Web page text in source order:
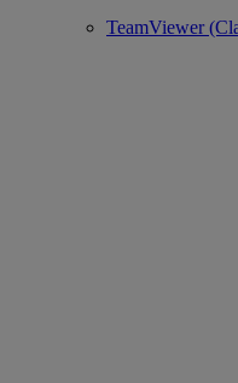
TeamViewer